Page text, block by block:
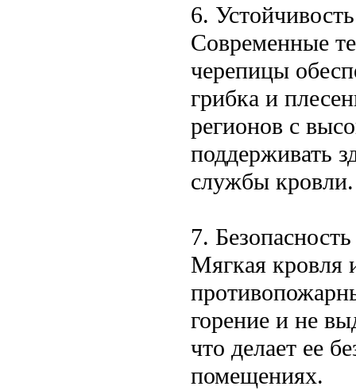
6.
Современные
черепицы
грибка и
регионов с
поддерживать
службы кровли.
7. Безопасность
Мягкая кровля
горение и не
что делает ее
помещениях.